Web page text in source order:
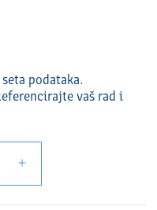
podataka.
vaš rad i